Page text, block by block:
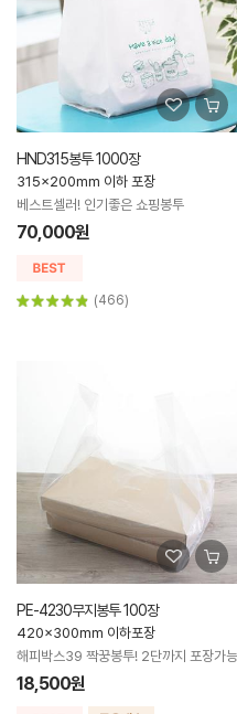
HND315봉투 1000장
315x200mm 이하 포장
베스트셀러! 인기좋은 쇼핑봉투
70,000원
(466)
PE-4230무지봉투 100장
420x300mm 이하포장
해피박스39 짝꿍봉투! 2단까지 포장가능
18,500원